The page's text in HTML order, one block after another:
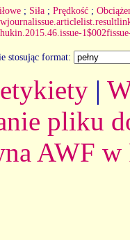
; Siła ; Prędkość ;
stosując format:
|
pliku
AWF w